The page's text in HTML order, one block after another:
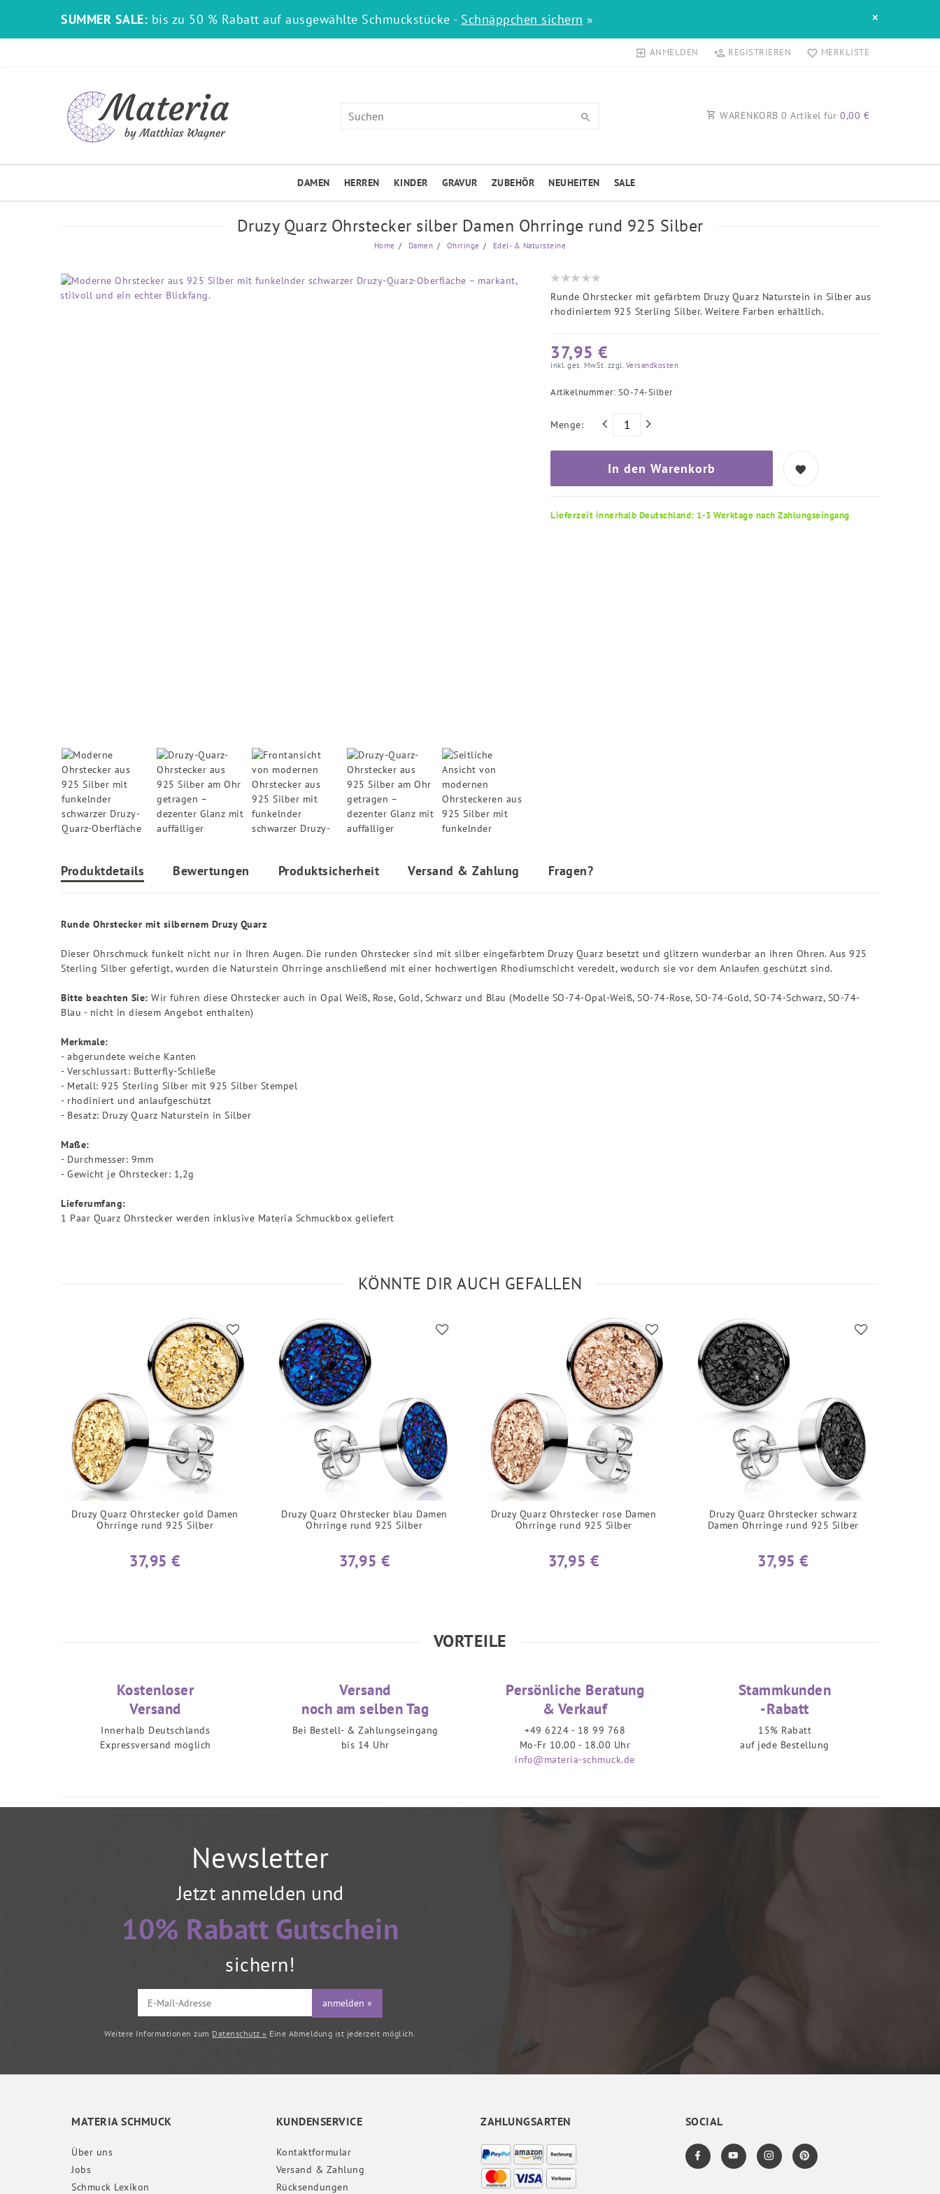
SUMMER SALE: bis zu 50 % Rabatt auf ausgewählte Schmuckstücke - Schnäppchen sichern » ×
ANMELDEN REGISTRIEREN MERKLISTE
WARENKORB 0 Artikel für 0,00 €
DAMEN HERREN KINDER GRAVUR ZUBEHÖR NEUHEITEN SALE
Druzy Quarz Ohrstecker silber Damen Ohrringe rund 925 Silber
Home Damen Ohrringe Edel- & Natursteine
Runde Ohrstecker mit gefärbtem Druzy Quarz Naturstein in Silber aus
rhodiniertem 925 Sterling Silber. Weitere Farben erhältlich.
37,95 €
inkl. ges. MwSt. zzgl.Versandkosten
Artikelnummer: SO-74-Silber
Menge:
In den Warenkorb
Lieferzeit innerhalb Deutschland: 1-3 Werktage nach Zahlungseingang
Produktdetails Bewertungen Produktsicherheit Versand & Zahlung Fragen?
Runde Ohrstecker mit silbernem Druzy Quarz
Dieser Ohrschmuck funkelt nicht nur in Ihren Augen. Die runden Ohrstecker sind mit silber eingefärbtem Druzy Quarz besetzt und glitzern wunderbar an ihren Ohren. Aus 925
Sterling Silber gefertigt, wurden die Naturstein Ohrringe anschließend mit einer hochwertigen Rhodiumschicht veredelt, wodurch sie vor dem Anlaufen geschützt sind.
Bitte beachten Sie: Wir führen diese Ohrstecker auch in Opal Weiß, Rose, Gold, Schwarz und Blau (Modelle SO-74-Opal-Weiß, SO-74-Rose, SO-74-Gold, SO-74-Schwarz, SO-74-
Blau - nicht in diesem Angebot enthalten)
Merkmale:
- abgerundete weiche Kanten
- Verschlussart: Butterfly-Schließe
- Metall: 925 Sterling Silber mit 925 Silber Stempel
- rhodiniert und anlaufgeschützt
- Besatz: Druzy Quarz Naturstein in Silber
Maße:
- Durchmesser: 9mm
- Gewicht je Ohrstecker: 1,2g
Lieferumfang:
1 Paar Quarz Ohrstecker werden inklusive Materia Schmuckbox geliefert
KÖNNTE DIR AUCH GEFALLEN
Druzy Quarz Ohrstecker gold Damen
Ohrringe rund 925 Silber
37,95 €
Druzy Quarz Ohrstecker blau Damen
Ohrringe rund 925 Silber
37,95 €
Druzy Quarz Ohrstecker rose Damen
Ohrringe rund 925 Silber
37,95 €
Druzy Quarz Ohrstecker schwarz
Damen Ohrringe rund 925 Silber
37,95 €
VORTEILE
Kostenloser
Versand
Innerhalb Deutschlands
Expressversand möglich
Versand
noch am selben Tag
Bei Bestell- & Zahlungseingang
bis 14 Uhr
Persönliche Beratung
& Verkauf
+49 6224 - 18 99 768
Mo-Fr 10.00 - 18.00 Uhr
info@materia-schmuck.de
Stammkunden
-Rabatt
15% Rabatt
auf jede Bestellung
Newsletter
Jetzt anmelden und
10% Rabatt Gutschein
sichern!
anmelden »
Weitere Informationen zum Datenschutz » Eine Abmeldung ist jederzeit möglich.
MATERIA SCHMUCK
Über uns
Jobs
Schmuck Lexikon
KUNDENSERVICE
Kontaktformular
Versand & Zahlung
Rücksendungen
ZAHLUNGSARTEN SOCIAL